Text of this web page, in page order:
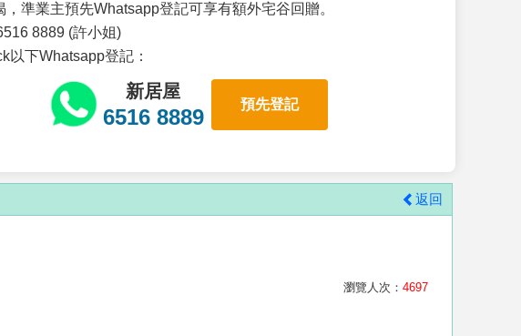
，準業主預先Whatsapp登記可享有額外宅谷回贈。
8889 (許小姐)
以下Whatsapp登記：
新居屋
6516 8889
預先登記
返回
瀏覽人次： 4697